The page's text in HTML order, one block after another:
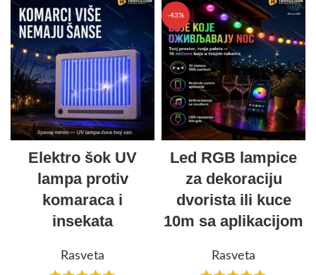
Elektro šok UV
lampa protiv
komaraca i
insekata
Rasveta
-43%
Led RGB lampice
za dekoraciju
dvorista ili kuce
10m sa aplikacijom
Rasveta